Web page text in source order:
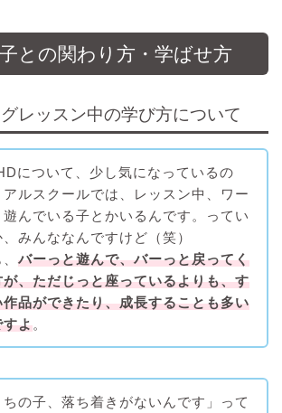
との関わり方・学ばせ方
レッスン中の学び方について
について、少し気になっているの
アルスクールでは、レッスン中、ワー
遊んでいる子とかいるんです。ってい
、みんななんですけど（笑）
バーっと遊んで、バーっと戻ってく
が、ただじっと座っているよりも、す
作品ができたり、成長することも多い
すよ。
ちの子、落ち着きがないんです」って